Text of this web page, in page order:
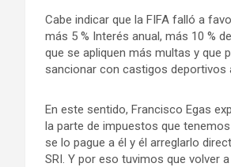
Cabe indicar que la FIFA falló a
más 5 % Interés anual, más 10 %
que se apliquen más multas y que
sancionar con castigos deportivos
En este sentido, Francisco Egas
la parte de impuestos que
se lo pague a él y él arreglarlo
SRI. Y por eso tuvimos que volver